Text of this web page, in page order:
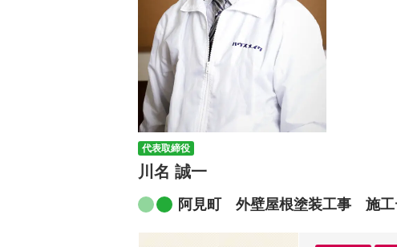
代表取締役
川名 誠一
阿見町 外壁屋根塗装工事 施工